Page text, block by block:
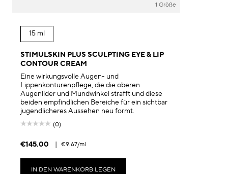
1 Größe
15 ml
STIMULSKIN PLUS SCULPTING EYE & LIP
CONTOUR CREAM
Eine wirkungsvolle Augen- und
Lippenkonturenpflege, die die oberen
Augenlider und Mundwinkel strafft und diese
beiden empfindlichen Bereiche für ein sichtbar
jugendlicheres Aussehen neu formt.
(0)
€145.00 | €9.67/ml
IN DEN WARENKORB LEGEN